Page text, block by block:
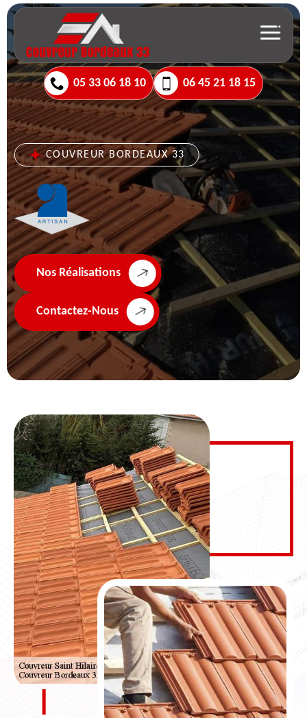
05 33 06 18 10 06 45 21 18 15
COUVREUR BORDEAUX 33
Nos Réalisations
Contactez-Nous